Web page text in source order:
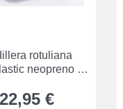
rotuliana
neopreno t-
22,95 €